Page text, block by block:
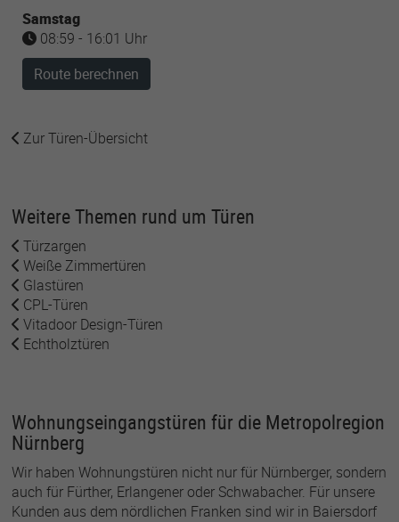
Samstag
08:59 - 16:01 Uhr
Route berechnen
Zur Türen-Übersicht
Weitere Themen rund um Türen
Türzargen
Weiße Zimmertüren
Glastüren
CPL-Türen
Vitadoor Design-Türen
Echtholztüren
Wohnungseingangstüren für die Metropolregion
Nürnberg
Wir haben Wohnungstüren nicht nur für Nürnberger, sondern
auch für Fürther, Erlangener oder Schwabacher. Für unsere
Kunden aus dem nördlichen Franken sind wir in Baiersdorf